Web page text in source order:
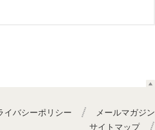
メールマガジン
イバシーポリシー
サイトマップ